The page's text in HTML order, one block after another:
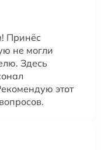
Принёс
не могли
Здесь
этот